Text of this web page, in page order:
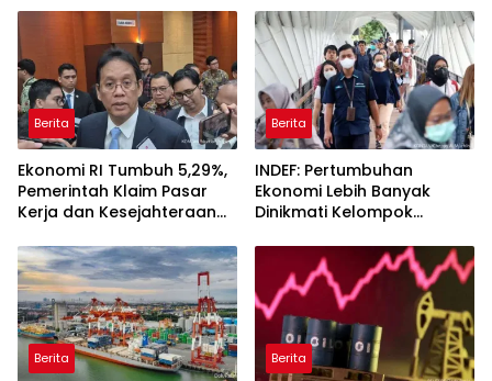
Berita
Ekonomi RI Tumbuh 5,29%,
Pemerintah Klaim Pasar
Kerja dan Kesejahteraan
Berita
INDEF: Pertumbuhan
Ekonomi Lebih Banyak
Dinikmati Kelompok
Berita Berita